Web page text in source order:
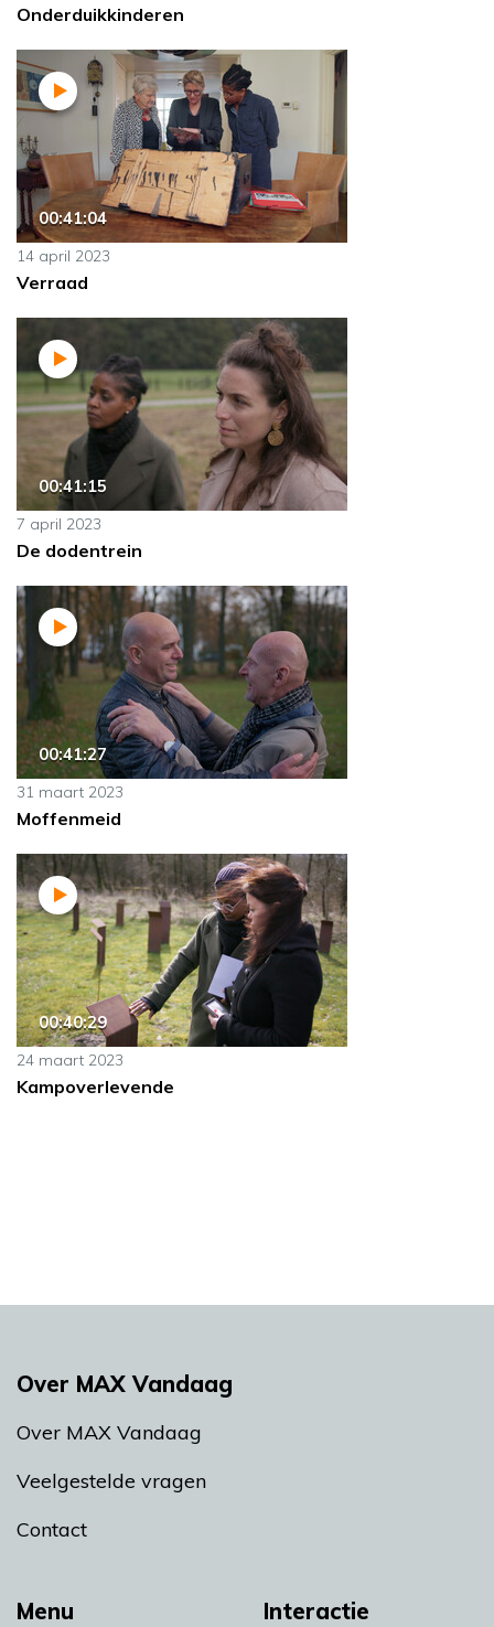
Onderduikkinderen
00:41:04
14 april 2023
Verraad
00:41:15
7 april 2023
De dodentrein
00:41:27
31 maart 2023
Moffenmeid
00:40:29
24 maart 2023
Kampoverlevende
Menu Interactie
Over MAX Vandaag
Over MAX Vandaag
Veelgestelde vragen
Contact